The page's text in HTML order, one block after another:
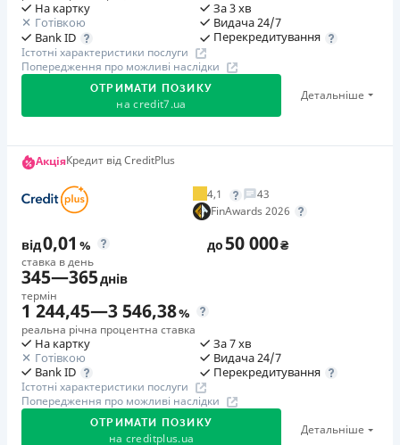
На картку
Готівкою
Bank ID
За 3 хв
Видача 24/7
Перекредитування
Істотні характеристики послуги
Попередження про можливі наслідки
ОТРИМАТИ ПОЗИКУ
на credit7.ua
Детальніше
Акція: «Кешбек за друга»
Коли друг реєструється та отримує перший кредит
(від 1000 грн), клієнт автоматично отримує 400 грн
кешбеку. Акція триває до 10.12.2026
🥉 Бронза FinAwards 2026
Бронзовий призер FinAwards 2026 «Найкраща програма
лояльності»
Перший займ
вiд 0,01%/день до 30 000 ₴
Повторний займ
вiд 0,95%/день до 50 000 ₴
Додаткова комісія за дострокове погашення
АкціяКредит від CreditPlus
4,1
43
FinAwards 2026
від0,01 %
ставка в день
до50 000₴
345—365днів
термін
1 244,45—3 546,38%
реальна річна процентна ставка
На картку
Готівкою
Bank ID
За 7 хв
Видача 24/7
Перекредитування
Істотні характеристики послуги
Попередження про можливі наслідки
ОТРИМАТИ ПОЗИКУ
на creditplus.ua
Детальніше